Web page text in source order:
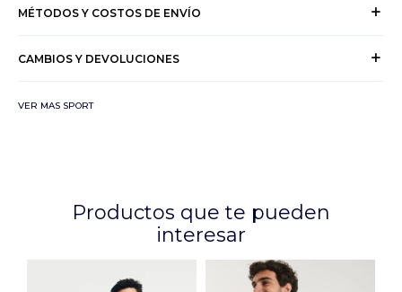
MÉTODOS Y COSTOS DE ENVÍO
CAMBIOS Y DEVOLUCIONES
VER MAS SPORT
Productos que te pueden
interesar